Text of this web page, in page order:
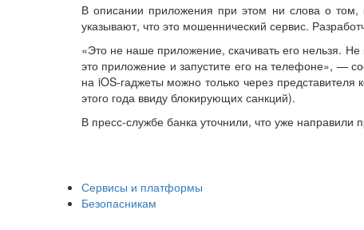
В описании приложения при этом ни слова о том,
указывают, что это мошеннический сервис.
«Это не наше приложение, скачивать его нельзя.
это приложение и запустите его на телефоне», —
на iOS-гаджеты можно только через
этого года ввиду блокирующих санкций).
В пресс-службе банка уточнили, что уже направили
Сервисы и платформы
Безопасникам